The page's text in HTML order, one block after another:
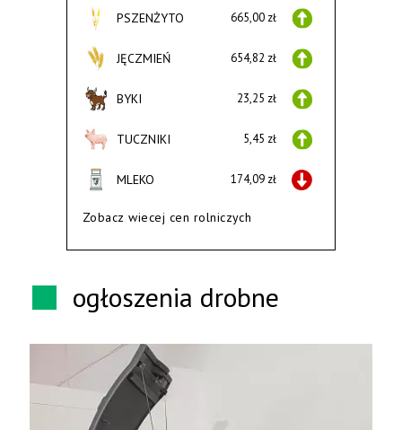
PSZENŻYTO 665,00 zł
JĘCZMIEŃ 654,82 zł
BYKI 23,25 zł
TUCZNIKI 5,45 zł
MLEKO 174,09 zł
Zobacz wiecej cen rolniczych
ogłoszenia drobne